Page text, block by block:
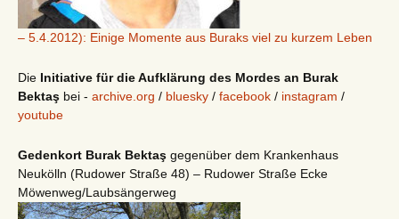
– 5.4.2012): Einige Momente aus Buraks viel zu kurzem Leben
Die Initiative für die Aufklärung des Mordes an Burak
Bektaş bei - archive.org / bluesky / facebook / instagram /
youtube
Gedenkort Burak Bektaş gegenüber dem Krankenhaus
Neukölln (Rudower Straße 48) – Rudower Straße Ecke
Möwenweg/Laubsängerweg